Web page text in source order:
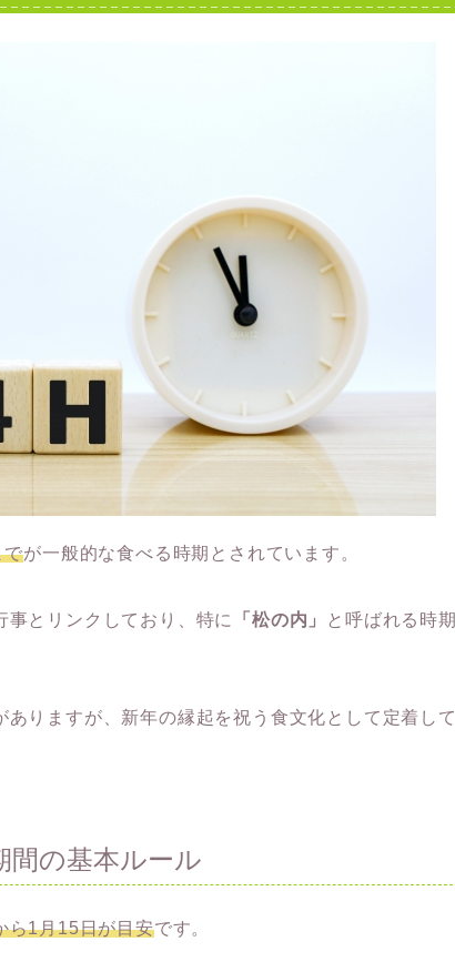
でが一般的な食べる時期とされています。
事とリンクしており、特に 「松の内」
と呼ばれる時期
りますが、新年の縁起を祝う食文化として定着して
間の基本ルール
ら1月15日が目安です。